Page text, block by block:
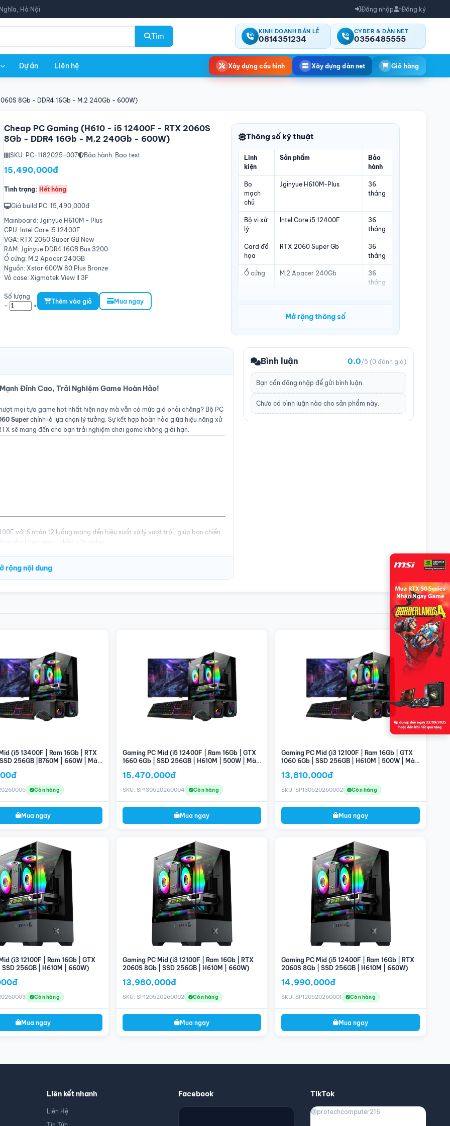
Hà Nội Đăng nhập Đăng ký
Tìm
KINH DOANH BÁN LẺ
0814351234
CYBER & DÀN NET
0356485555
Dự án Liên hệ Xây dựng cấu hình Xây dựng dàn net Giỏ hàng
8Gb - DDR4 16Gb - M.2 240Gb - 600W)
Cheap PC Gaming (H610 - i5 12400F - RTX 2060S
8Gb - DDR4 16Gb - M.2 240Gb - 600W)
SKU: PC-1182025-007 Bảo hành: Bao test
15,490,000đ
Tình trạng: Hết hàng
Giá build PC: 15,490,000đ
Mainboard: Jginyue H610M - Plus
CPU: Intel Core i5 12400F
VGA: RTX 2060 Super GB New
RAM: Jginyue DDR4 16GB Bus 3200
Ổ cứng: M.2 Apacer 240GB
Nguồn: Xstar 600W 80 Plus Bronze
Vỏ case: Xigmatek View II 3F
Số lượng
- +
Thêm vào giỏ Mua ngay
Thông số kỹ thuật
Linh
kiện
Sản phẩm
Bảo
hành
Bo
mạch
chủ
Jginyue H610M-Plus
36
tháng
Bộ vi xử
lý
Intel Core i5 12400F
36
tháng
Card đồ
họa
RTX 2060 Super Gb
36
tháng
Ổ cứng M.2 Apacer 240Gb
36
tháng
Plus Bronze)
tháng
tháng
Mở rộng thông số
Đỉnh Cao, Trải Nghiệm Game Hoàn Hảo!
mọi tựa game hot nhất hiện nay mà vẫn có mức giá phải chăng? Bộ PC
Super chính là lựa chọn lý tưởng. Sự kết hợp hoàn hảo giữa hiệu năng xử
sẽ mang đến cho bạn trải nghiệm chơi game không giới hạn.
với 6 nhân 12 luồng mang đến hiệu suất xử lý vượt trội, giúp bạn chiến
như livestream, chỉnh sửa video.
lý tưởng, đảm bảo độ bền.
lập đồ họa cao.
render video chuyên nghiệp
hiệu năng vượt trội.
rộng nội dung
Bình luận 0.0/5 (0 đánh giá)
Bạn cần đăng nhập để gửi bình luận.
Chưa có bình luận nào cho sản phẩm này.
(i5 13400F | Ram 16Gb | RTX
256GB |B760M | 660W | Màn
Còn hàng
Mua ngay
Gaming PC Mid (i5 12400F | Ram 16Gb | GTX
1660 6Gb | SSD 256GB | H610M | 500W | Màn
15,470,000đ
SKU: SP130520260004 Còn hàng
Mua ngay
Gaming PC Mid (i3 12100F | Ram 16Gb | GTX
1060 6Gb | SSD 256GB | H610M | 500W | Màn
13,810,000đ
SKU: SP130520260002 Còn hàng
Mua ngay
(i3 12100F | Ram 16Gb | GTX
SSD 256GB | H610M | 660W)
Còn hàng
Mua ngay
Gaming PC Mid (i3 12100F | Ram 16Gb | RTX
2060S 8Gb | SSD 256GB | H610M | 660W)
13,980,000đ
SKU: SP120520260002 Còn hàng
Mua ngay
Gaming PC Mid (i5 12400F | Ram 16Gb | RTX
2060S 8Gb | SSD 256GB | H610M | 660W)
14,990,000đ
SKU: SP120520260001 Còn hàng
Mua ngay
Liên kết nhanh
Liên Hệ
Facebook TikTok
@protechcomputer216